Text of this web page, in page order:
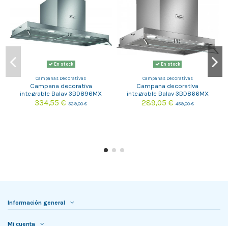
En stock
Campanas Decorativas
Campana decorativa
integrable Balay 3BD896MX
334,55 €529,00 €
En stock
Campanas Decorativas
Campana decorativa
integrable Balay 3BD866MX
289,05 € 459,00 €
Información general
Mi cuenta